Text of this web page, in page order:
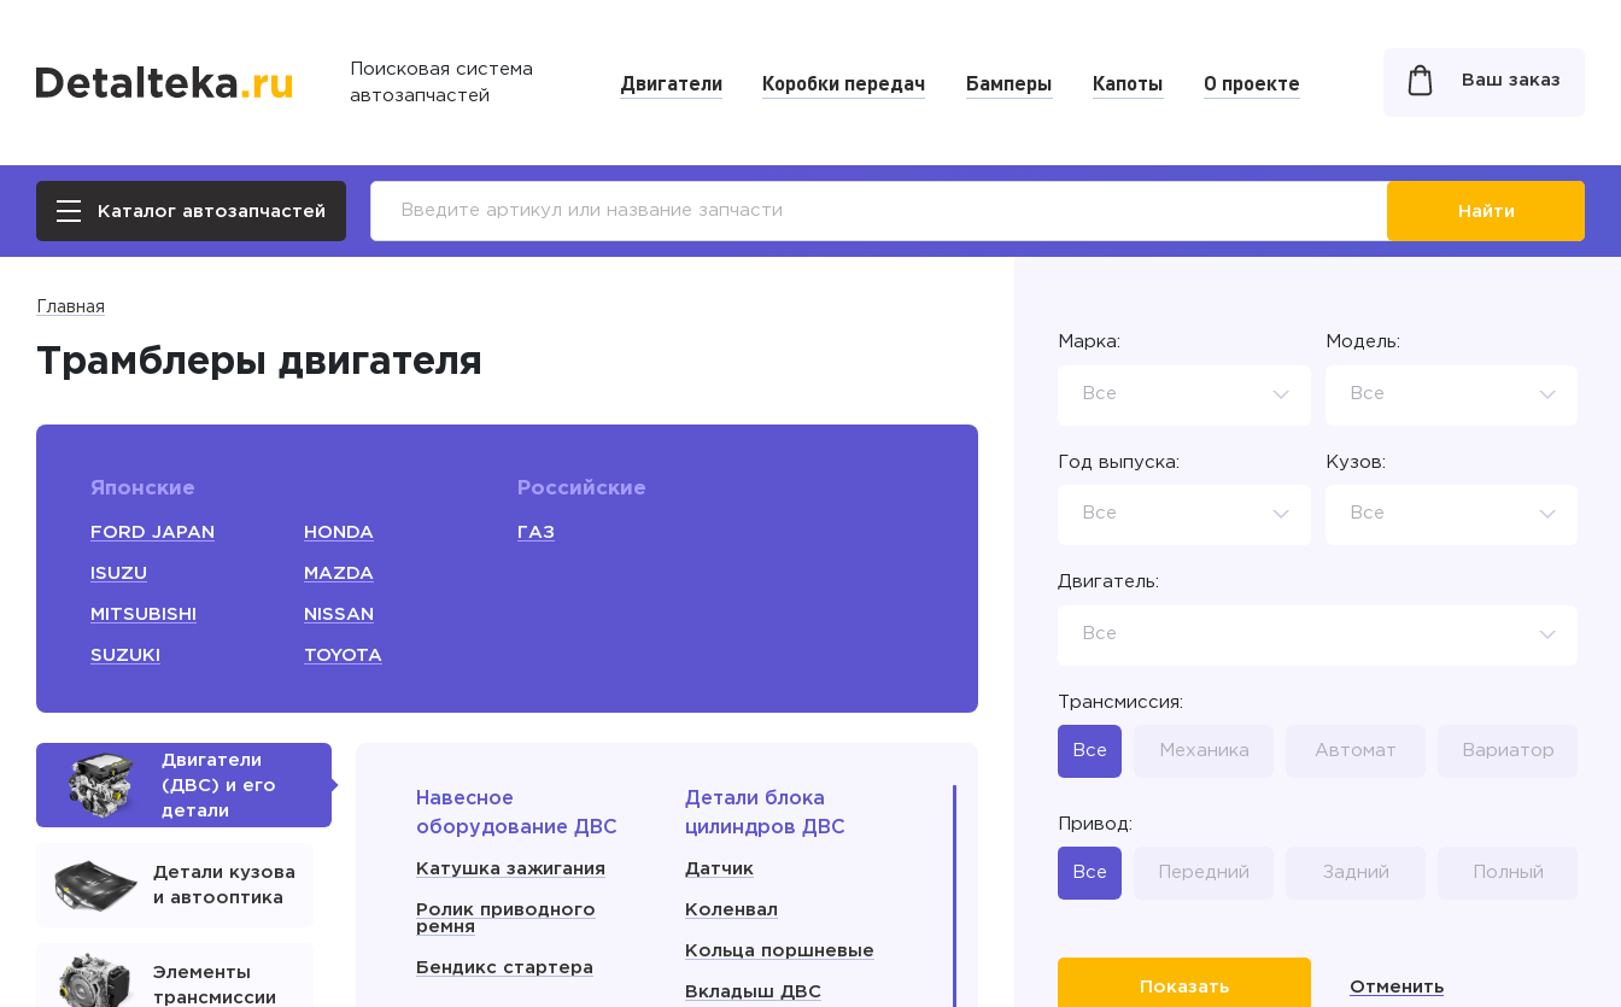
Поисковая система
автозапчастей
Двигатели Коробки передач Бамперы Капоты О проекте Ваш заказ
Каталог автозапчастей Найти
Главная
Трамблеры двигателя
Японские
FORD JAPAN HONDA
ISUZU MAZDA
MITSUBISHI NISSAN
SUZUKI TOYOTA
Российские
ГАЗ
Двигатели
(ДВС) и его
детали
Детали кузова
и автооптика
Элементы
трансмиссии
Навесное
оборудование ДВС
Катушка зажигания
Ролик приводного
ремня
Бендикс стартера
Детали блока
цилиндров ДВС
Датчик
Коленвал
Кольца поршневые
Вкладыш ДВС
Марка:
Все
Модель:
Все
Год выпуска:
Все
Кузов:
Все
Двигатель:
Все
Трансмиссия:
Все Механика Автомат Вариатор
Привод:
Все Передний Задний Полный
Отменить